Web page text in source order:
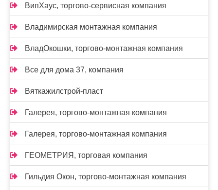
ВипХаус, торгово-сервисная компания
Владимирская монтажная компания
ВладОкошки, торгово-монтажная компания
Все для дома 37, компания
Вяткажилстрой-пласт
Галерея, торгово-монтажная компания
Галерея, торгово-монтажная компания
ГЕОМЕТРИЯ, торговая компания
Гильдия Окон, торгово-монтажная компания